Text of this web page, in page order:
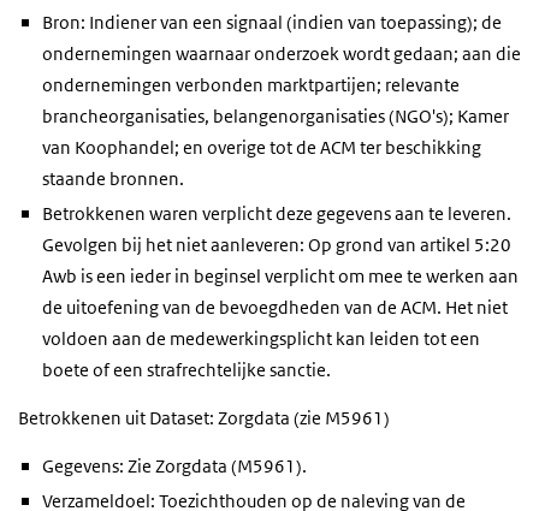
Bron: Indiener van een signaal (indien van toepassing); de
ondernemingen waarnaar onderzoek wordt gedaan; aan die
ondernemingen verbonden marktpartijen; relevante
brancheorganisaties, belangenorganisaties (NGO's); Kamer
van Koophandel; en overige tot de ACM ter beschikking
staande bronnen.
Betrokkenen waren verplicht deze gegevens aan te leveren.
Gevolgen bij het niet aanleveren: Op grond van artikel 5:20
Awb is een ieder in beginsel verplicht om mee te werken aan
de uitoefening van de bevoegdheden van de ACM. Het niet
voldoen aan de medewerkingsplicht kan leiden tot een
boete of een strafrechtelijke sanctie.
Betrokkenen uit Dataset: Zorgdata (zie M5961)
Gegevens: Zie Zorgdata (M5961).
Verzameldoel: Toezichthouden op de naleving van de